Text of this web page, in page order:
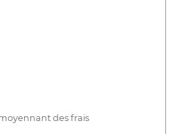
des frais